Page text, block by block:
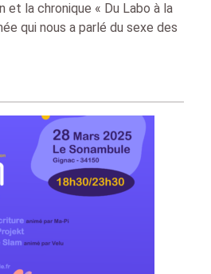
et la chronique « Du Labo à la
qui nous a parlé du sexe des